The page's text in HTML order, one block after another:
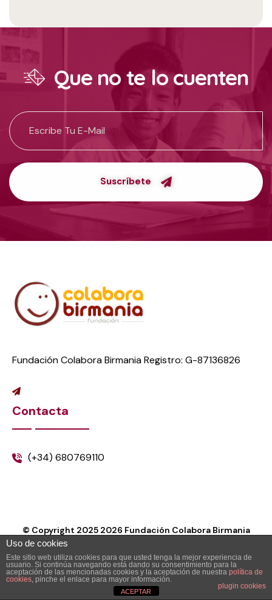
Que no te lo cuenten
Suscríbete
Fundación Colabora Birmania Registro: G-87136826
Contacta
(+34) 680769110
© Copyright 2025 2026 Fundación Colabora Birmania
Uso de cookies
Este sitio web utiliza cookies para que usted tenga la mejor experiencia de
usuario. Si continúa navegando está dando su consentimiento para la
aceptación de las mencionadas cookies y la aceptación de nuestra política de
cookies, pinche el enlace para mayor información.
plugin cookies
ACEPTAR